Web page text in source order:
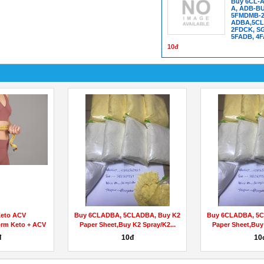
A, ADB-
5FMDMB-
2FDCK,
5FADB,
10đ
trubodyacvketogummiesresults/
hệ
Farmers Garden CBD Gummies
(Review) Reduce Anxiety &...
10đ
Buy
5CL-ADB-